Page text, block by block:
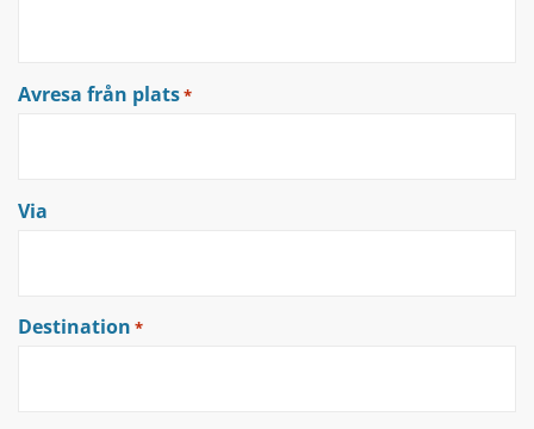
Avresa från plats*
Via
Destination *